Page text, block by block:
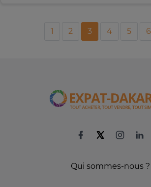
1 2 3 4 5 6
Qui sommes-nous ?